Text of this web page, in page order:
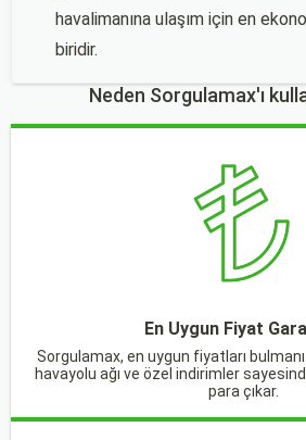
havalimanına ulaşım için en
biridir.
Neden Sorgulamax'ı
En Uygun Fiyat
Sorgulamax, en uygun fiyatları
havayolu ağı ve özel indirimler
para çıkar.